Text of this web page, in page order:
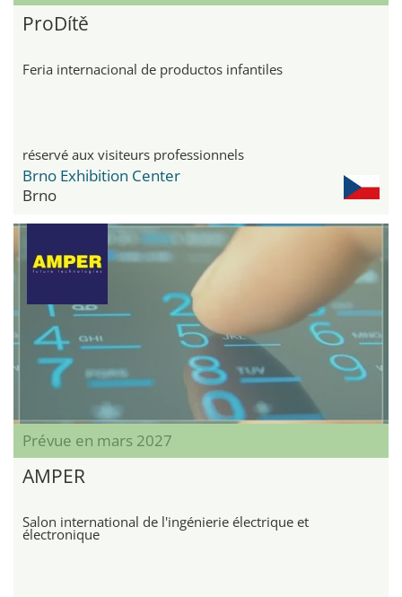
ProDítě
Feria internacional de productos infantiles
réservé aux visiteurs professionnels
Brno Exhibition Center
Brno
Prévue en mars 2027
AMPER
Salon international de l'ingénierie électrique et
électronique